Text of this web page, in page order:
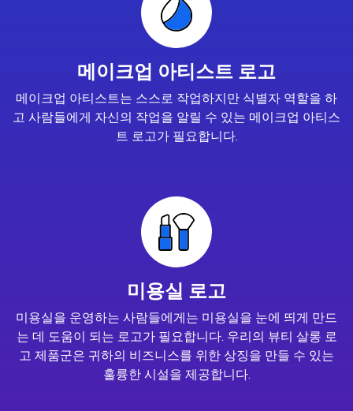
메이크업 아티스트 로고
메이크업 아티스트는 스스로 작업하지만 식별자 역할을 하
고 사람들에게 자신의 작업을 알릴 수 있는 메이크업 아티스
트 로고가 필요합니다.
미용실 로고
미용실을 운영하는 사람들에게는 미용실을 눈에 띄게 만드
는 데 도움이 되는 로고가 필요합니다. 우리의 뷰티 살롱 로
고 제품군은 귀하의 비즈니스를 위한 상징을 만들 수 있는
훌륭한 시설을 제공합니다.